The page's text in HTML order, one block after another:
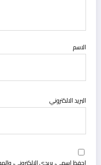
الاسم
البريد الالكتروني
احفظ اسمي، بريدي الإلكتروني،